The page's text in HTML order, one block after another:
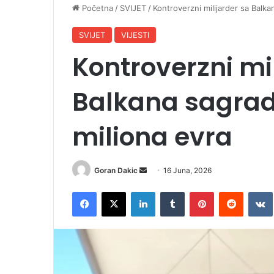
Početna / SVIJET / Kontroverzni milijarder sa
SVIJET VIJESTI
Kontroverzni
Balkana
miliona evra
Goran Dakic
a
16 Juna, 2026